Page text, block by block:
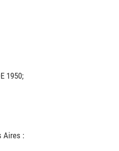
1950;
Aires :